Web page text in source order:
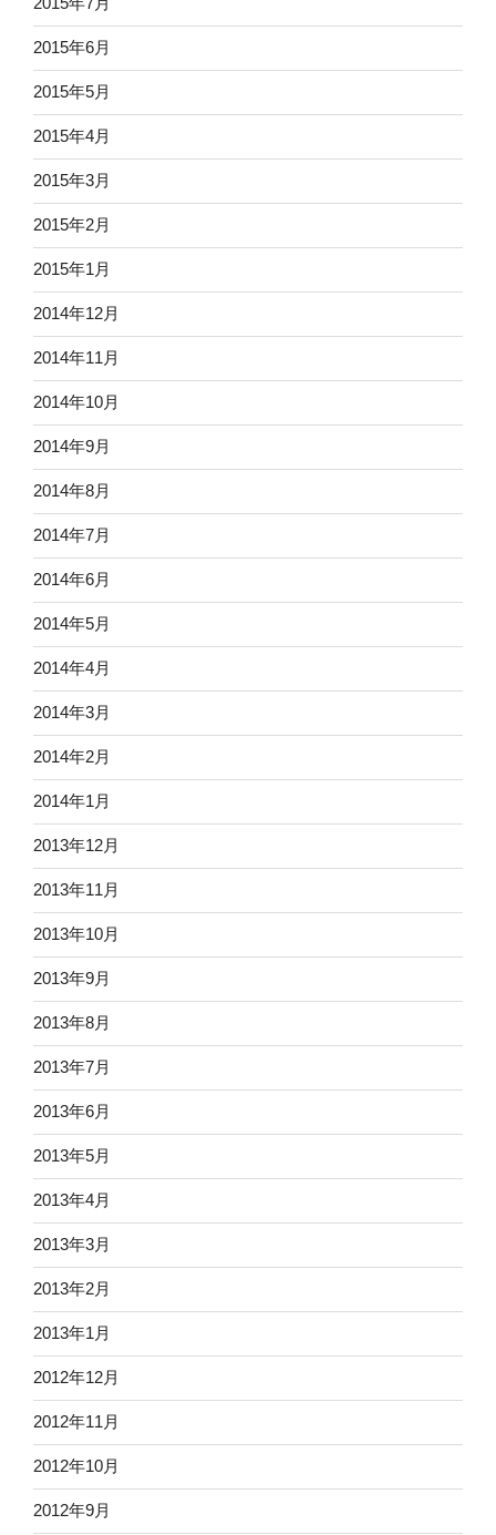
2015年6月
2015年5月
2015年4月
2015年3月
2015年2月
2015年1月
2014年12月
2014年11月
2014年10月
2014年9月
2014年8月
2014年7月
2014年6月
2014年5月
2014年4月
2014年3月
2014年2月
2014年1月
2013年12月
2013年11月
2013年10月
2013年9月
2013年8月
2013年7月
2013年6月
2013年5月
2013年4月
2013年3月
2013年2月
2013年1月
2012年12月
2012年11月
2012年10月
2012年9月